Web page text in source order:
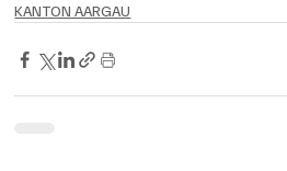
KANTON AARGAU